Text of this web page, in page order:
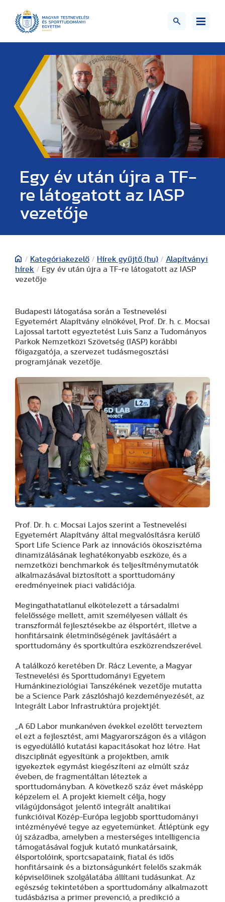
Egy év után újra a TF-
re látogatott az IASP
vezetője
/ Kategóriakezelő / Hírek gyűjtő (hu) / Alapítványi
hírek / Egy év után újra a TF-re látogatott az IASP
vezetője
Budapesti látogatása során a Testnevelési
Egyetemért Alapítvány elnökével, Prof. Dr. h. c. Mocsai
Lajossal tartott egyeztetést Luis Sanz a Tudományos
Parkok Nemzetközi Szövetség (IASP) korábbi
főigazgatója, a szervezet tudásmegosztási
programjának vezetője.
Prof. Dr. h. c. Mocsai Lajos szerint a Testnevelési
Egyetemért Alapítvány által megvalósításra kerülő
Sport Life Science Park az innovációs ökoszisztéma
dinamizálásának leghatékonyabb eszköze, és a
nemzetközi benchmarkok és teljesítménymutatók
alkalmazásával biztosított a sporttudomány
eredményeinek piaci validációja.
Megingathatatlanul elkötelezett a társadalmi
felelőssége mellett, amit személyesen vállalt és
transzformál fejlesztésekbe az élsportért, illetve a
honfitársaink életminőségének javításáért a
sporttudomány és sportkultúra eszközrendszerével.
A találkozó keretében Dr. Rácz Levente, a Magyar
Testnevelési és Sporttudományi Egyetem
Humánkineziológiai Tanszékének vezetője mutatta
be a Science Park zászlóshajó kezdeményezését, az
Integrált Labor Infrastruktúra projektjét.
„A 6D Labor munkanéven évekkel ezelőtt terveztem
el ezt a fejlesztést, ami Magyarországon és a világon
is egyedülálló kutatási kapacitásokat hoz létre. Hat
diszciplinát egyesítünk a projektben, amik
igyekeztek egymást kiegészíteni az elmúlt száz
éveben, de fragmentáltan léteztek a
sporttudományban. A következő száz évet másképp
képzelem el. A projekt kiemelt célja, hogy
világújdonságot jelentő integrált analitikai
funkcióival Közép-Európa legjobb sporttudományi
intézményévé tegye az egyetemünket. Átléptünk egy
új századba, amelyben a mesterséges intelligencia
támogatásával fogjuk kutató munkatársaink,
élsportolóink, sportcsapataink, fiatal és idős
honfitársaink és a biztonságunkért felelős szakmák
képviselőinek szolgálatába állítani tudásunkat. Az
egészség tekintetében a sporttudomány alkalmazott
tudásbázisa a primer prevenció, a predikció a